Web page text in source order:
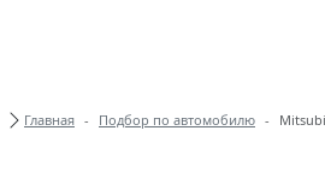
Купить
Хлебные крошки
Главная Подбор по автомобилю